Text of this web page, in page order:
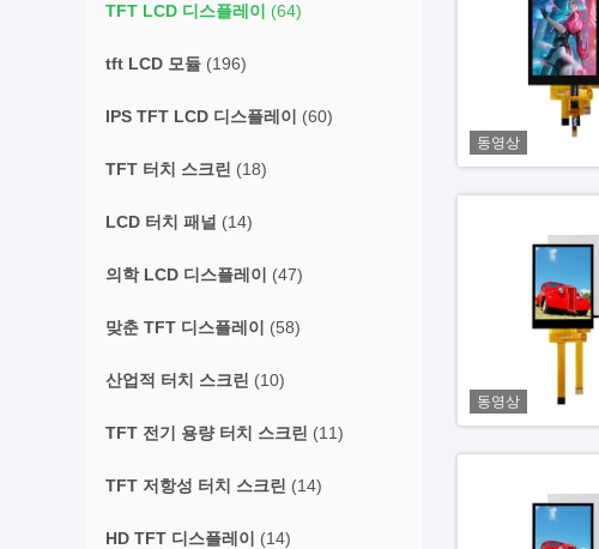
TFT LCD 디스플레이 (64)
tft LCD 모듈 (196)
IPS TFT LCD 디스플레이 (60)
TFT 터치 스크린 (18)
LCD 터치 패널 (14)
의학 LCD 디스플레이 (47)
맞춘 TFT 디스플레이 (58)
산업적 터치 스크린 (10)
TFT 전기 용량 터치 스크린 (11)
TFT 저항성 터치 스크린 (14)
HD TFT 디스플레이 (14)
동영상
동영상